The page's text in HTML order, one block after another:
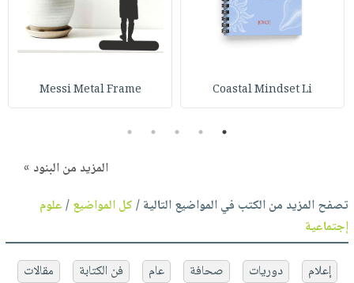
Coastal Mindset Li
Messi Metal Frame
1
2
3
4
5
المزيد من البنود »
تصفح المزيد من الكتب في المواضيع التالية /كل المواضيع/علوم
إجتماعية
إعلام دوريات صحافة عام فن الكتابة
مقالات